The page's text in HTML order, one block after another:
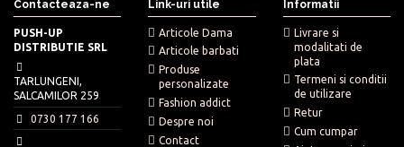
Contacteaza-ne
PUSH-UP
DISTRIBUTIE SRL
TARLUNGENI,
SALCAMILOR 259
0730 177 166
Link-uri utile
Articole Dama
Articole barbati
Produse
personalizate
Fashion addict
Despre noi
Contact
Informatii
Livrare si
modalitati de
plata
Termeni si conditii
de utilizare
Retur
Cum cumpar